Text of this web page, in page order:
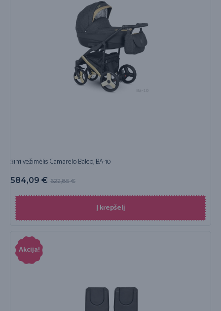
3in1 vežimėlis Camarelo Baleo, BA-10
622,85€
584,09 €
Į krepšelį
Akcija!